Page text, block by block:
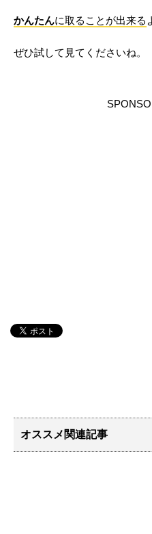
かんたんに取ることが出来る
ぜひ試して見てくださいね。
オススメ関連記事